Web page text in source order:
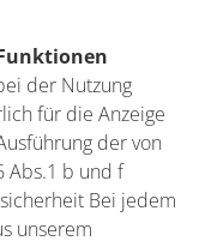
der Nutzung
für die Anzeige
der von
Abs.1 b und f
Bei jedem
unserem